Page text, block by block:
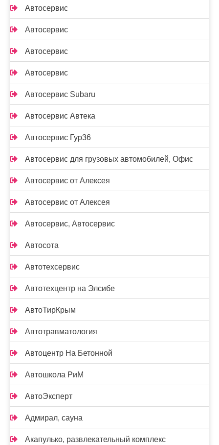
Автосервис
Автосервис
Автосервис
Автосервис
Автосервис Subaru
Автосервис Автека
Автосервис Гур36
Автосервис для грузовых автомобилей, Офис
Автосервис от Алексея
Автосервис от Алексея
Автосервис, Автосервис
Автосота
Автотехсервис
Автотехцентр на Элсибе
АвтоТирКрым
Автотравматология
Автоцентр На Бетонной
Автошкола РиМ
АвтоЭксперт
Адмирал, сауна
Акапулько, развлекательный комплекс